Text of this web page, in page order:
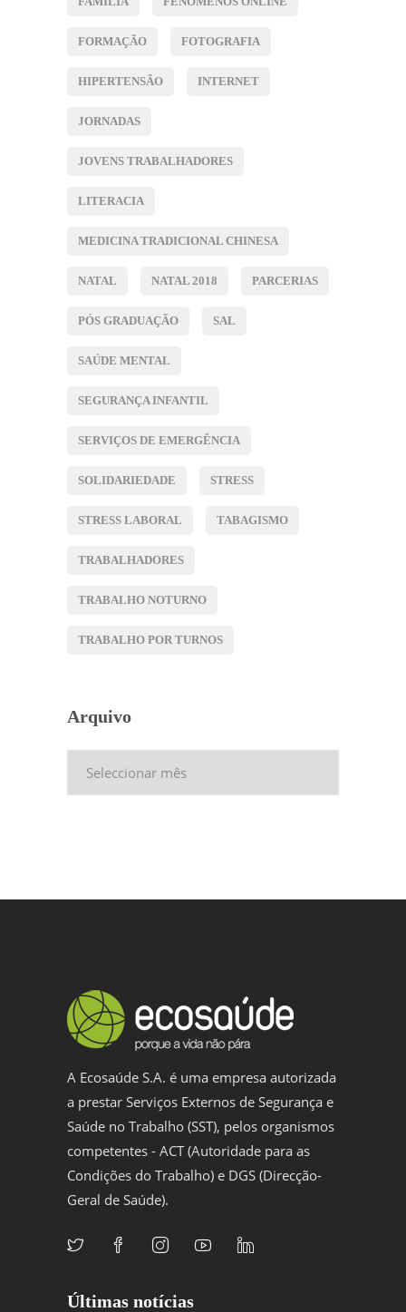
FORMAÇÃO FOTOGRAFIA
HIPERTENSÃO INTERNET
JORNADAS
JOVENS TRABALHADORES
LITERACIA
MEDICINA TRADICIONAL CHINESA
NATAL NATAL 2018 PARCERIAS
PÓS GRADUAÇÃO SAL
SAÚDE MENTAL
SEGURANÇA INFANTIL
SERVIÇOS DE EMERGÊNCIA
SOLIDARIEDADE STRESS
STRESS LABORAL TABAGISMO
TRABALHADORES
TRABALHO NOTURNO
TRABALHO POR TURNOS
Arquivo
A Ecosaúde S.A. é uma empresa autorizada
a prestar Serviços Externos de Segurança e
Saúde no Trabalho (SST), pelos organismos
competentes - ACT (Autoridade para as
Condições do Trabalho) e DGS (Direcção-
Geral de Saúde).
Últimas notícias